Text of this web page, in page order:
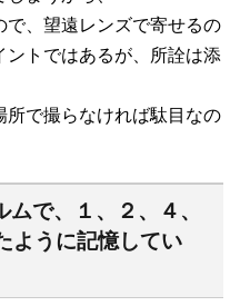
、望遠レンズで寄せるの
トではあるが、所詮は添
所で撮らなければ駄目なの
で、１、２、４、
ように記憶してい